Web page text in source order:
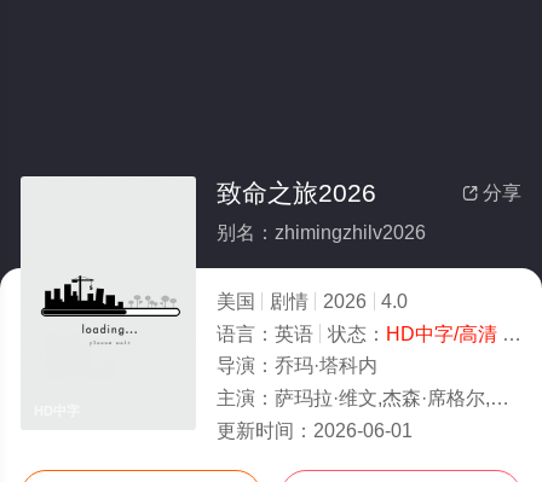
 分享
致命之旅2026
别名：zhimingzhilv2026
美国 剧情 2026
4.0
语言： 英语 状态： HD中字/高清- 免费在线观看
导演： 乔玛·塔科内
主演： 萨玛拉·维文,杰森·席格尔,蒂莫西·奥利芬特,朱丽叶特·刘易斯,保罗·吉尔福伊尔,凯拉
更新时间： 2026-06-01